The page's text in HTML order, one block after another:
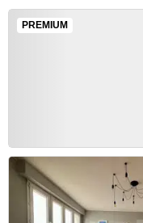
PREMIUM